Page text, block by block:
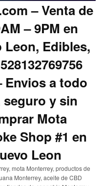
– Venta de
– 9PM en
Leon, Edibles,
Envios a todo
y sin
Mota
Shop #1 en
Leon
mota Monterrey, productos de
Monterrey, aceite de CBD